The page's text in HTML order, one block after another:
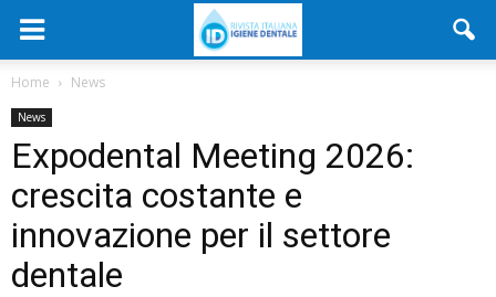
Home News
News
Expodental Meeting 2026:
crescita costante e
innovazione per il settore
dentale